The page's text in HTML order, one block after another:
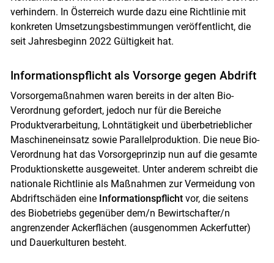
verhindern. In Österreich wurde dazu eine Richtlinie mit
konkreten Umsetzungsbestimmungen veröffentlicht, die
seit Jahresbeginn 2022 Gültigkeit hat.
Informationspflicht als Vorsorge gegen Abdrift
Vorsorgemaßnahmen waren bereits in der alten Bio-
Verordnung gefordert, jedoch nur für die Bereiche
Produktverarbeitung, Lohntätigkeit und überbetrieblicher
Maschineneinsatz sowie Parallelproduktion. Die neue Bio-
Verordnung hat das Vorsorgeprinzip nun auf die gesamte
Produktionskette ausgeweitet. Unter anderem schreibt die
nationale Richtlinie als Maßnahmen zur Vermeidung von
Abdriftschäden eine Informationspflichtvor, die seitens
des Biobetriebs gegenüber dem/n Bewirtschafter/n
angrenzender Ackerflächen (ausgenommen Ackerfutter)
und Dauerkulturen besteht.